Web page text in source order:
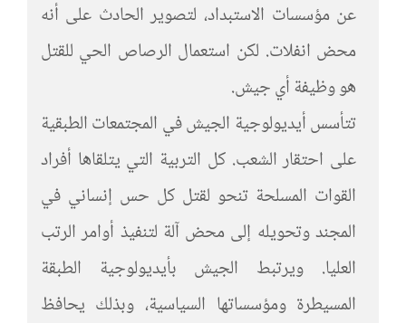
عن مؤسسات الاستبداد، لتصوير الحادث على أنه
محض انفلات. لكن استعمال الرصاص الحي للقتل
هو وظيفة أي جيش.
تتأسس أيديولوجية الجيش في المجتمعات الطبقية
على احتقار الشعب. كل التربية التي يتلقاها أفراد
القوات المسلحة تنحو لقتل كل حس إنساني في
المجند وتحويله إلى محض آلة لتنفيذ أوامر الرتب
العليا. ويرتبط الجيش بأيديولوجية الطبقة
المسيطرة ومؤسساتها السياسية، وبذلك يحافظ